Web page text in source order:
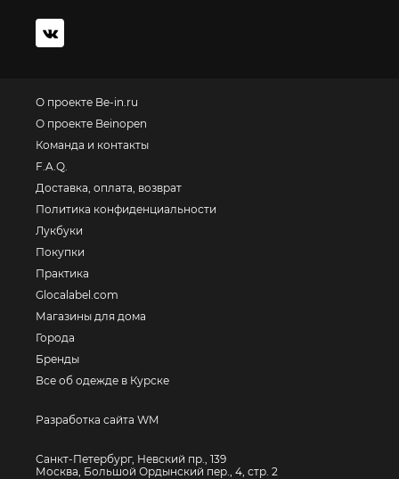
О проекте Be-in.ru
О проекте Beinopen
Команда и контакты
F.A.Q.
Доставка, оплата, возврат
Политика конфиденциальности
Лукбуки
Покупки
Практика
Glocalabel.com
Магазины для дома
Города
Бренды
Все об одежде в Курске
Разработка сайта WM
Санкт-Петербург, Невский пр., 139
Москва, Большой Ордынский пер., 4, стр. 2